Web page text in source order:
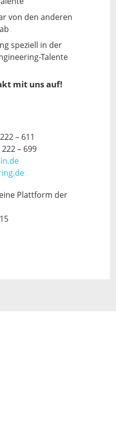
von den anderen
speziell in der
Talente
mit uns auf!
– 611
222 – 699
Plattform der